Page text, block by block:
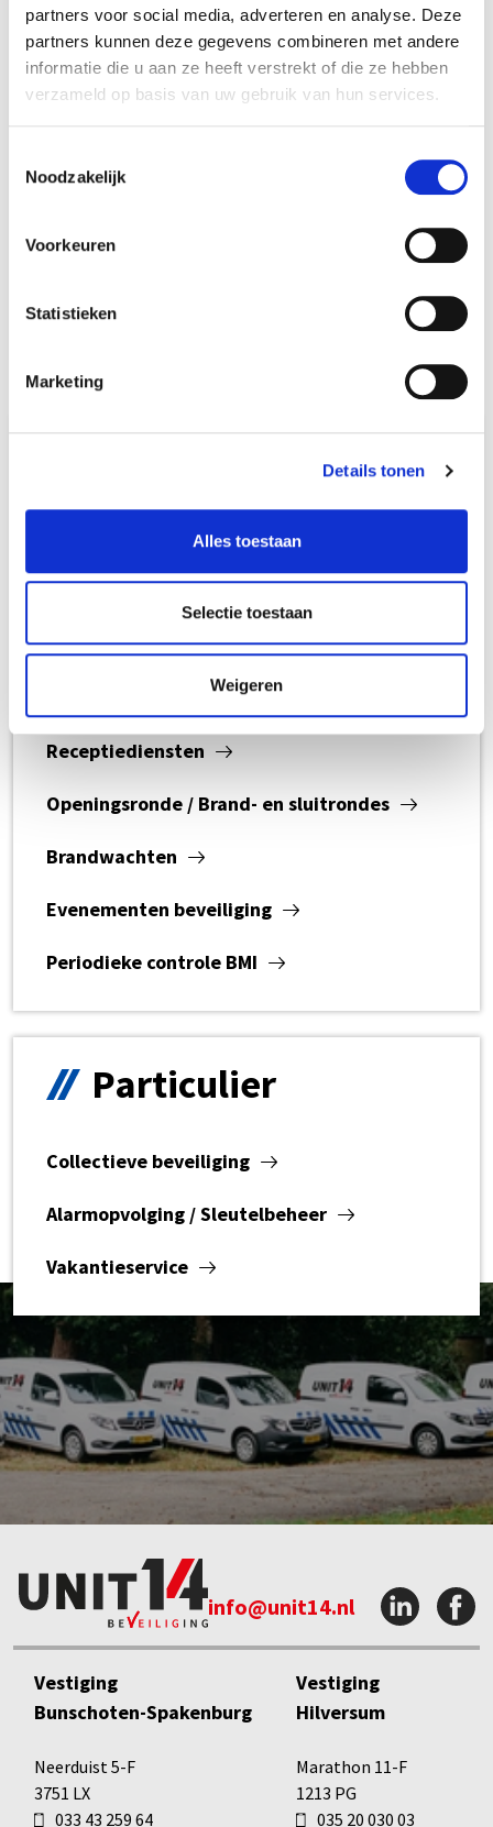
partners voor social media, adverteren en analyse. Deze
partners kunnen deze gegevens combineren met andere
informatie die u aan ze heeft verstrekt of die ze hebben
verzameld op basis van uw gebruik van hun services.
Noodzakelijk
Voorkeuren
Statistieken
Marketing
Details tonen
Alles toestaan
Selectie toestaan
Weigeren
Vrijblijvend kennis maken
Graag komt een van onze collega’s bij u langs om kennis
bespreken en kijken wat voor u de mogelijkheden zijn.
afspraak.
Beveiliging / Bewaking
Telefoondiensten
Controle Opiumwet
Alarmopvolging / Sleutelbeheer
Receptiediensten
Openingsronde / Brand- en sluitrondes
Brandwachten
Evenementen beveiliging
Periodieke controle BMI
Particulier
Collectieve beveiliging
Alarmopvolging / Sleutelbeheer
Vakantieservice
info@unit14.nl
Vestiging
Bunschoten-Spakenburg
Neerduist 5-F
3751 LX
033 43 259 64
Vestiging
Hilversum
Marathon 11-F
1213 PG
035 20 030 03